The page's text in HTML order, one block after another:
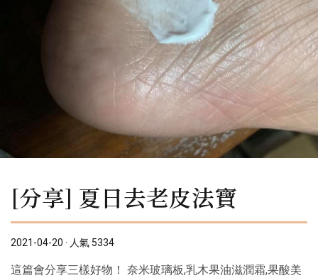
[分享] 夏日去老皮法寶
2021-04-20 · 人氣 5334
這篇會分享三樣好物！ 奈米玻璃板,乳木果油滋潤霜,果酸美